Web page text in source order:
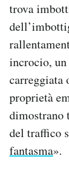
trova
incrocio,
carreggiata
proprietà
dimostrano
del traffico
fantasma».